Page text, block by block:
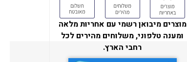
מוצרים מיבואן רשמי עם אחריות מלאה
ומענה טלפוני, משלוחים מהירים לכל
רחבי הארץ.